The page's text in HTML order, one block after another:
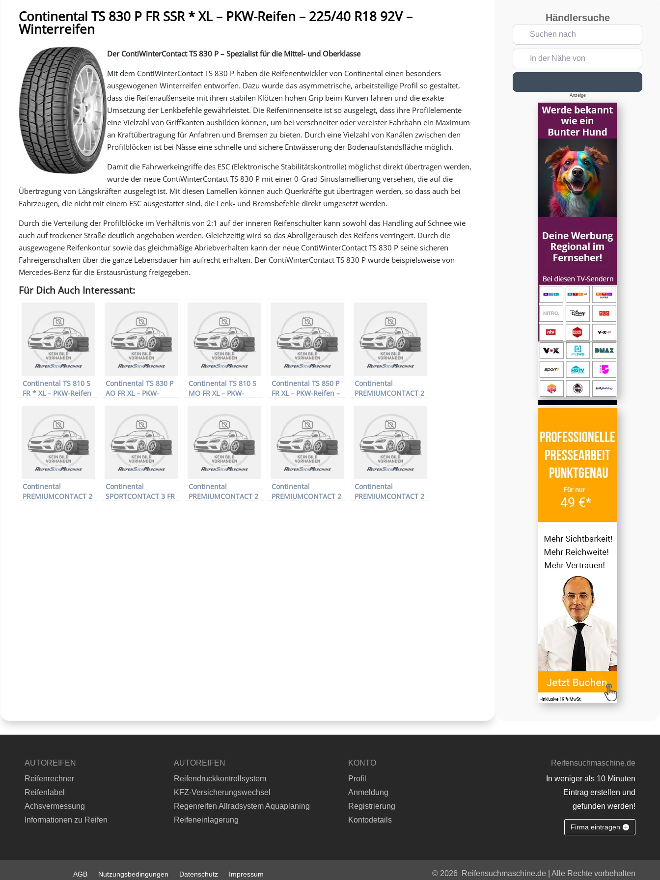
Continental TS 830 P FR SSR * XL – PKW-Reifen – 225/40 R18 92V –
Winterreifen
Der ContiWinterContact TS 830 P – Spezialist für die Mittel- und Oberklasse
Mit dem ContiWinterContact TS 830 P haben die Reifenentwickler von Continental einen besonders
ausgewogenen Winterreifen entworfen. Dazu wurde das asymmetrische, arbeitsteilige Profil so gestaltet,
dass die Reifenaußenseite mit ihren stabilen Klötzen hohen Grip beim Kurven fahren und die exakte
Umsetzung der Lenkbefehle gewährleistet. Die Reifeninnenseite ist so ausgelegt, dass ihre Profilelemente
eine Vielzahl von Griffkanten ausbilden können, um bei verschneiter oder vereister Fahrbahn ein Maximum
an Kraftübertragung für Anfahren und Bremsen zu bieten. Durch eine Vielzahl von Kanälen zwischen den
Profilblöcken ist bei Nässe eine schnelle und sichere Entwässerung der Bodenaufstandsfläche möglich.
Damit die Fahrwerkeingriffe des ESC (Elektronische Stabilitätskontrolle) möglichst direkt übertragen werden,
wurde der neue ContiWinterContact TS 830 P mit einer 0-Grad-Sinuslamellierung versehen, die auf die
Übertragung von Längskräften ausgelegt ist. Mit diesen Lamellen können auch Querkräfte gut übertragen werden, so dass auch bei
Fahrzeugen, die nicht mit einem ESC ausgestattet sind, die Lenk- und Bremsbefehle direkt umgesetzt werden.
Durch die Verteilung der Profilblöcke im Verhältnis von 2:1 auf der inneren Reifenschulter kann sowohl das Handling auf Schnee wie
auch auf trockener Straße deutlich angehoben werden. Gleichzeitig wird so das Abrollgeräusch des Reifens verringert. Durch die
ausgewogene Reifenkontur sowie das gleichmäßige Abriebverhalten kann der neue ContiWinterContact TS 830 P seine sicheren
Fahreigenschaften über die ganze Lebensdauer hin aufrecht erhalten. Der ContiWinterContact TS 830 P wurde beispielsweise von
Mercedes-Benz für die Erstausrüstung freigegeben.
Für Dich Auch Interessant:
Continental TS 810 S
FR * XL – PKW-Reifen
Winterreifen
Continental TS 830 P
AO FR XL – PKW-
92V – Winterreifen
Continental TS 810 S
MO FR XL – PKW-
92V – Winterreifen
Continental TS 850 P
FR XL – PKW-Reifen –
Winterreifen
Continental
PREMIUMCONTACT 2
215/45 R16 86H –
Sommerreifen
Continental
PREMIUMCONTACT 2
Continental
SPORTCONTACT 3 FR
Continental
PREMIUMCONTACT 2
Continental
PREMIUMCONTACT 2
Continental
PREMIUMCONTACT 2
Händlersuche
Suchen nach
In der Nähe von
Anzeige
AUTOREIFEN
Reifenrechner
Reifenlabel
Achsvermessung
Informationen zu Reifen
AUTOREIFEN
Reifendruckkontrollsystem
KFZ-Versicherungswechsel
Regenreifen Allradsystem Aquaplaning
Reifeneinlagerung
KONTO
Profil
Anmeldung
Registrierung
Kontodetails
Reifensuchmaschine.de
In weniger als 10 Minuten
Eintrag erstellen und
gefunden werden!
Firma eintragen
AGB Nutzungsbedingungen Datenschutz Impressum © 2026 Reifensuchmaschine.de | Alle Rechte vorbehalten